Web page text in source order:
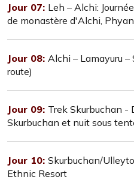
Jour 07: Leh – Alchi:
de monastère d'Alchi,
Jour 08: Alchi – Lamayuru
route)
Jour 09: Trek Skurbuchan -
Skurbuchan et nuit sous
Jour 10: Skurbuchan/
Ethnic Resort